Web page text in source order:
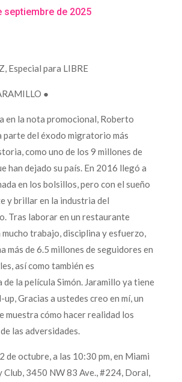
septiembre de 2025
Especial para LIBRE
●
en la nota promocional, Roberto
parte del éxodo migratorio más
como uno de los 9 millones de
han dejado su país. En 2016 llegó a
en los bolsillos, pero con el sueño
y brillar en la industria del
Tras laborar en un restaurante
mucho trabajo, disciplina y esfuerzo,
más de 6.5 millones de seguidores en
así como también es
la película Simón. Jaramillo ya tiene
up, Gracias a ustedes creo en mí, un
muestra cómo hacer realidad los
las adversidades.
de octubre, a las 10:30 pm, en Miami
Club, 3450 NW 83 Ave., #224, Doral,